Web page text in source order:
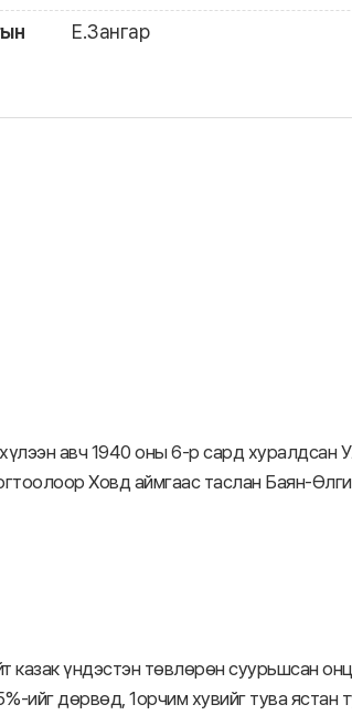
Е.Зангар
авч 1940 оны 6-р сард хуралдсан
Ховд аймгаас таслан Баян-
казак үндэстэн төвлөрөн суурьшсан
ийг дөрвөд, 1орчим хувийг тува ястан